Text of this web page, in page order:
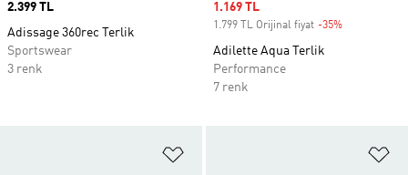
Price
2.399 TL
Adissage 360rec Terlik
Sportswear
3 renk
Sale price
1.169 TL
1.799 TL Orijinal fiyat -35%
Adilette Aqua Terlik
Performance
7 renk